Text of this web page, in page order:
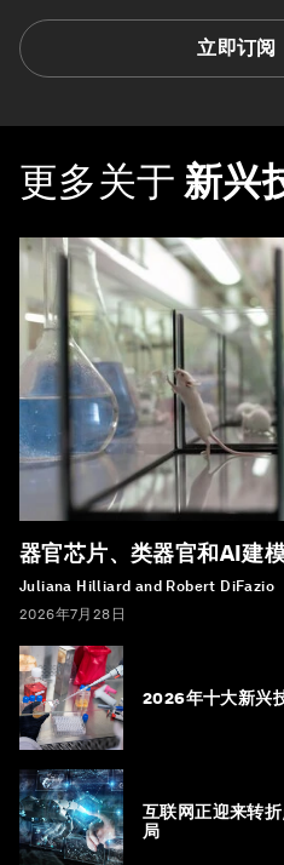
立即订阅
更多关于 新兴
器官芯片、类器官和AI建
Juliana Hilliard and Robert DiFazio
2026年7月28日
2026年十大新兴
互联网正迎来转
局